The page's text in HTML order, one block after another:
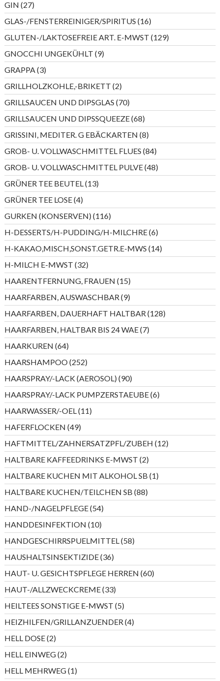
GIN 2727
Produkte
GLAS-/FENSTERREINIGER/SPIRITUS 1616
Produkte
GLUTEN-/LAKTOSEFREIE ART. E-MWST 129129
Produkte
GNOCCHI UNGEKÜHLT 99
Produkte
GRAPPA 33
Produkte
GRILLHOLZKOHLE,-BRIKETT 22
Produkte
GRILLSAUCEN UND DIPSGLAS 7070
Produkte
GRILLSAUCEN UND DIPSSQUEEZE 6868
Produkte
GRISSINI, MEDITER. G EBÄCKARTEN 88
Produkte
GROB- U. VOLLWASCHMITTEL FLUES 8484
Produkte
GROB- U. VOLLWASCHMITTEL PULVE 4848
Produkte
GRÜNER TEE BEUTEL 1313
Produkte
GRÜNER TEE LOSE 44
Produkte
GURKEN (KONSERVEN) 116116
Produkte
H-DESSERTS/H-PUDDING/H-MILCHRE 66
Produkte
H-KAKAO,MISCH,SONST.GETR.E-MWS 1414
Produkte
H-MILCH E-MWST 3232
Produkte
HAARENTFERNUNG, FRAUEN 1515
Produkte
HAARFARBEN, AUSWASCHBAR 99
Produkte
HAARFARBEN, DAUERHAFT HALTBAR 128128
Produkte
HAARFARBEN, HALTBAR BIS 24 WAE 77
Produkte
HAARKUREN 6464
Produkte
HAARSHAMPOO 252252
Produkte
HAARSPRAY/-LACK (AEROSOL) 9090
Produkte
HAARSPRAY/-LACK PUMPZERSTAEUBE 66
Produkte
HAARWASSER/-OEL 1111
Produkte
HAFERFLOCKEN 4949
Produkte
HAFTMITTEL/ZAHNERSATZPFL/ZUBEH 1212
Produkte
HALTBARE KAFFEEDRINKS E-MWST 22
Produkte
HALTBARE KUCHEN MIT ALKOHOL SB 11
Produkt
HALTBARE KUCHEN/TEILCHEN SB 8888
Produkte
HAND-/NAGELPFLEGE 5454
Produkte
HANDDESINFEKTION 1010
Produkte
HANDGESCHIRRSPUELMITTEL 5858
Produkte
HAUSHALTSINSEKTIZIDE 3636
Produkte
HAUT- U. GESICHTSPFLEGE HERREN 6060
Produkte
HAUT-/ALLZWECKCREME 3333
Produkte
HEILTEES SONSTIGE E-MWST 55
Produkte
HEIZHILFEN/GRILLANZUENDER 44
Produkte
HELL DOSE 22
Produkte
HELL EINWEG 22
Produkte
HELL MEHRWEG 11